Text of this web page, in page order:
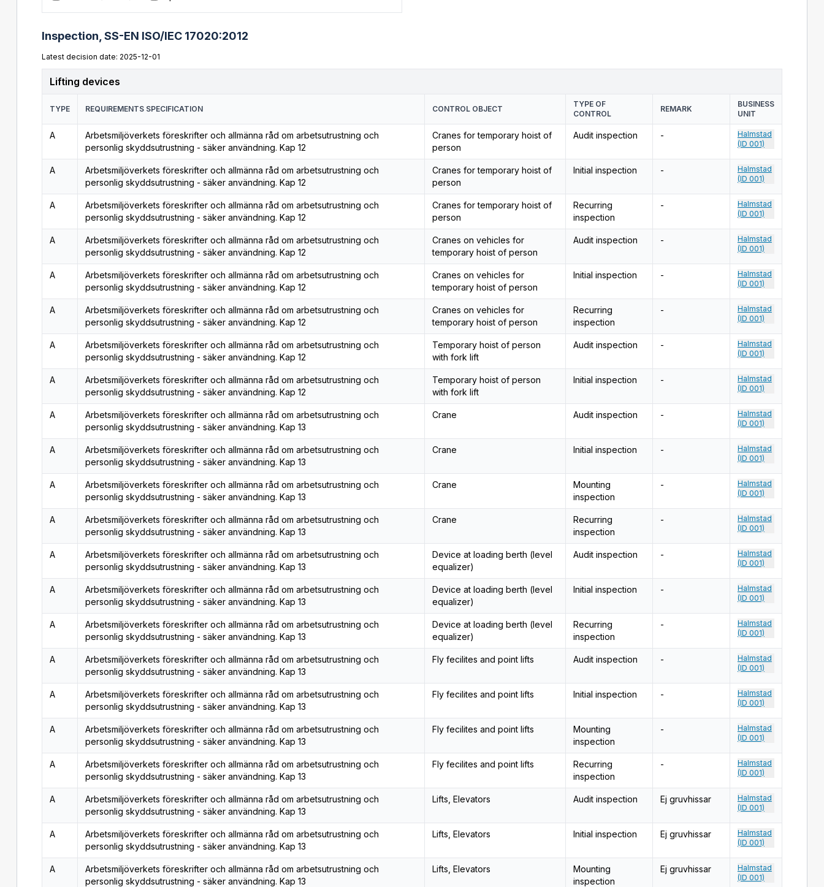
Inspection, SS-EN ISO/IEC 17020:2012
Latest decision date: 2025-12-01
Lifting devices
TYPE REQUIREMENTS SPECIFICATION CONTROL OBJECT
TYPE OF
CONTROL
REMARK
BUSINESS
UNIT
A
Arbetsmiljöverkets föreskrifter och allmänna råd om arbetsutrustning och
personlig skyddsutrustning - säker användning. Kap 12
Cranes for temporary hoist of
person
Audit inspection -
Halmstad
(ID 001)
A
Arbetsmiljöverkets föreskrifter och allmänna råd om arbetsutrustning och
personlig skyddsutrustning - säker användning. Kap 12
Cranes for temporary hoist of
person
Initial inspection -
Halmstad
(ID 001)
A
Arbetsmiljöverkets föreskrifter och allmänna råd om arbetsutrustning och
personlig skyddsutrustning - säker användning. Kap 12
Cranes for temporary hoist of
person
Recurring
inspection
-
Halmstad
(ID 001)
A
Arbetsmiljöverkets föreskrifter och allmänna råd om arbetsutrustning och
personlig skyddsutrustning - säker användning. Kap 12
Cranes on vehicles for
temporary hoist of person
Audit inspection -
Halmstad
(ID 001)
A
Arbetsmiljöverkets föreskrifter och allmänna råd om arbetsutrustning och
personlig skyddsutrustning - säker användning. Kap 12
Cranes on vehicles for
temporary hoist of person
Initial inspection -
Halmstad
(ID 001)
A
Arbetsmiljöverkets föreskrifter och allmänna råd om arbetsutrustning och
personlig skyddsutrustning - säker användning. Kap 12
Cranes on vehicles for
temporary hoist of person
Recurring
inspection
-
Halmstad
(ID 001)
A
Arbetsmiljöverkets föreskrifter och allmänna råd om arbetsutrustning och
personlig skyddsutrustning - säker användning. Kap 12
Temporary hoist of person
with fork lift
Audit inspection -
Halmstad
(ID 001)
A
Arbetsmiljöverkets föreskrifter och allmänna råd om arbetsutrustning och
personlig skyddsutrustning - säker användning. Kap 12
Temporary hoist of person
with fork lift
Initial inspection -
Halmstad
(ID 001)
A
Arbetsmiljöverkets föreskrifter och allmänna råd om arbetsutrustning och
personlig skyddsutrustning - säker användning. Kap 13
Crane Audit inspection -
Halmstad
(ID 001)
A
Arbetsmiljöverkets föreskrifter och allmänna råd om arbetsutrustning och
personlig skyddsutrustning - säker användning. Kap 13
Crane Initial inspection -
Halmstad
(ID 001)
A
Arbetsmiljöverkets föreskrifter och allmänna råd om arbetsutrustning och
personlig skyddsutrustning - säker användning. Kap 13
Crane
Mounting
inspection
-
Halmstad
(ID 001)
A
Arbetsmiljöverkets föreskrifter och allmänna råd om arbetsutrustning och
personlig skyddsutrustning - säker användning. Kap 13
Crane
Recurring
inspection
-
Halmstad
(ID 001)
A
Arbetsmiljöverkets föreskrifter och allmänna råd om arbetsutrustning och
personlig skyddsutrustning - säker användning. Kap 13
Device at loading berth (level
equalizer)
Audit inspection -
Halmstad
(ID 001)
A
Arbetsmiljöverkets föreskrifter och allmänna råd om arbetsutrustning och
personlig skyddsutrustning - säker användning. Kap 13
Device at loading berth (level
equalizer)
Initial inspection -
Halmstad
(ID 001)
A
Arbetsmiljöverkets föreskrifter och allmänna råd om arbetsutrustning och
personlig skyddsutrustning - säker användning. Kap 13
Device at loading berth (level
equalizer)
Recurring
inspection
-
Halmstad
(ID 001)
A
Arbetsmiljöverkets föreskrifter och allmänna råd om arbetsutrustning och
personlig skyddsutrustning - säker användning. Kap 13
Fly fecilites and point lifts Audit inspection -
Halmstad
(ID 001)
A
Arbetsmiljöverkets föreskrifter och allmänna råd om arbetsutrustning och
personlig skyddsutrustning - säker användning. Kap 13
Fly fecilites and point lifts Initial inspection -
Halmstad
(ID 001)
A
Arbetsmiljöverkets föreskrifter och allmänna råd om arbetsutrustning och
personlig skyddsutrustning - säker användning. Kap 13
Fly fecilites and point lifts
Mounting
inspection
-
Halmstad
(ID 001)
A
Arbetsmiljöverkets föreskrifter och allmänna råd om arbetsutrustning och
personlig skyddsutrustning - säker användning. Kap 13
Fly fecilites and point lifts
Recurring
inspection
-
Halmstad
(ID 001)
A
Arbetsmiljöverkets föreskrifter och allmänna råd om arbetsutrustning och
personlig skyddsutrustning - säker användning. Kap 13
Lifts, Elevators Audit inspection Ej gruvhissar
Halmstad
(ID 001)
A
Arbetsmiljöverkets föreskrifter och allmänna råd om arbetsutrustning och
personlig skyddsutrustning - säker användning. Kap 13
Lifts, Elevators Initial inspection Ej gruvhissar
Halmstad
(ID 001)
A
Arbetsmiljöverkets föreskrifter och allmänna råd om arbetsutrustning och
personlig skyddsutrustning - säker användning. Kap 13
Lifts, Elevators
Mounting
inspection
Ej gruvhissar
Halmstad
(ID 001)